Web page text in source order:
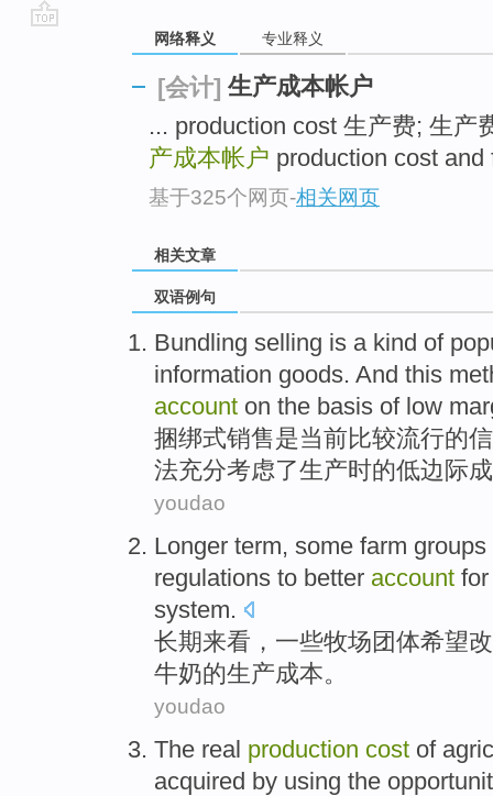
网络释义 专业释义
[会计] 生产成本帐户
... production cost 生产费; 生产
产成本帐户 production cost
基于325个网页-相关网页
相关文章
双语例句
Bundling selling is a kind of
information goods. And this
account on the basis of low
捆绑式销售是当前比较流行的
法充分考虑了生产时的低边际
youdao
Longer term, some farm groups
regulations to better account
system.
长期来看， 一些牧场团体希望
牛奶的生产成本。
youdao
The real production cost of
acquired by using the